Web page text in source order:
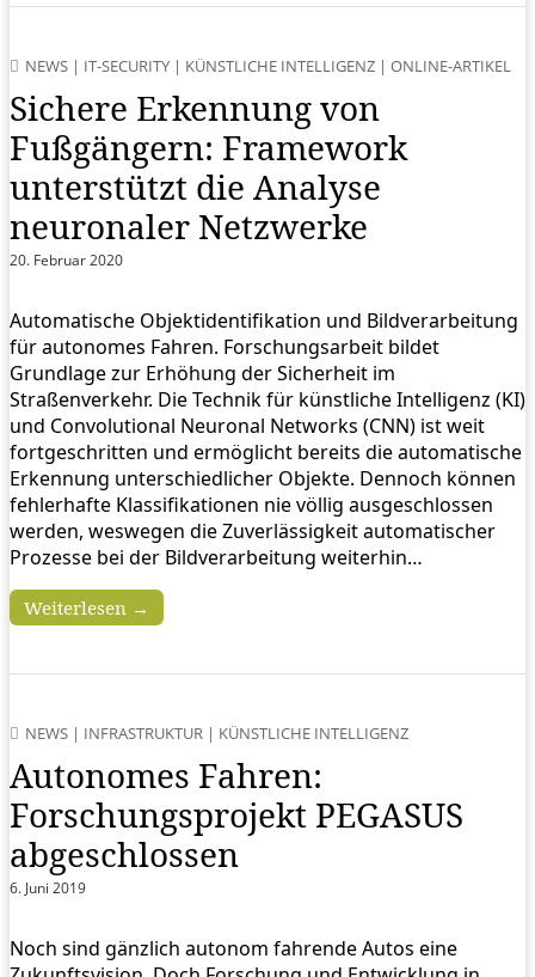
NEWS | IT-SECURITY | KÜNSTLICHE INTELLIGENZ | ONLINE-ARTIKEL
Sichere Erkennung von
Fußgängern: Framework
unterstützt die Analyse
neuronaler Netzwerke
20. Februar 2020
Automatische Objektidentifikation und Bildverarbeitung
für autonomes Fahren. Forschungsarbeit bildet
Grundlage zur Erhöhung der Sicherheit im
Straßenverkehr. Die Technik für künstliche Intelligenz (KI)
und Convolutional Neuronal Networks (CNN) ist weit
fortgeschritten und ermöglicht bereits die automatische
Erkennung unterschiedlicher Objekte. Dennoch können
fehlerhafte Klassifikationen nie völlig ausgeschlossen
werden, weswegen die Zuverlässigkeit automatischer
Prozesse bei der Bildverarbeitung weiterhin…
Weiterlesen →
NEWS | INFRASTRUKTUR | KÜNSTLICHE INTELLIGENZ
Autonomes Fahren:
Forschungsprojekt PEGASUS
abgeschlossen
6. Juni 2019
Noch sind gänzlich autonom fahrende Autos eine